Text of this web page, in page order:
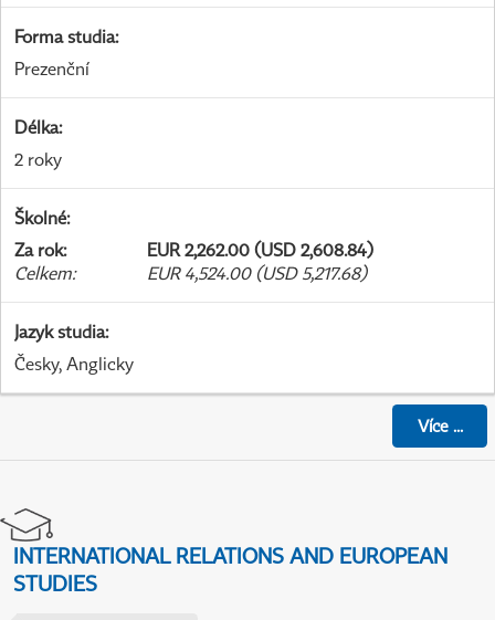
Forma studia:
Prezenční
Délka:
2 roky
Školné:
Za rok:
EUR 2,262.00 (USD 2,608.84)
Celkem: EUR 4,524.00 (USD 5,217.68)
Jazyk studia:
Česky, Anglicky
Více...
INTERNATIONAL RELATIONS AND EUROPEAN
STUDIES